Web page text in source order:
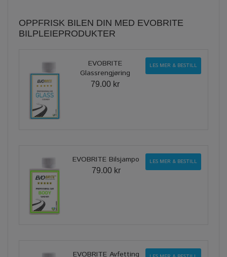
OPPFRISK BILEN DIN MED EVOBRITE
BILPLEIEPRODUKTER
EVOBRITE
Glassrengjøring
79.00 kr
LES MER & BESTILL
EVOBRITE Bilsjampo
79.00 kr
LES MER & BESTILL
EVOBRITE Avfetting